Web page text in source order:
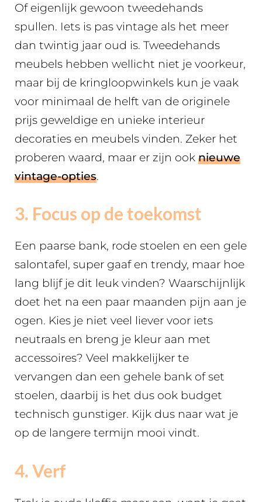
Of eigenlijk gewoon tweedehands
spullen. Iets is pas vintage als het meer
dan twintig jaar oud is. Tweedehands
meubels hebben wellicht niet je voorkeur,
maar bij de kringloopwinkels kun je vaak
voor minimaal de helft van de originele
prijs geweldige en unieke interieur
decoraties en meubels vinden. Zeker het
proberen waard, maar er zijn ook nieuwe
vintage-opties.
3. Focus op de toekomst
Een paarse bank, rode stoelen en een gele
salontafel, super gaaf en trendy, maar hoe
lang blijf je dit leuk vinden? Waarschijnlijk
doet het na een paar maanden pijn aan je
ogen. Kies je niet veel liever voor iets
neutraals en breng je kleur aan met
accessoires? Veel makkelijker te
vervangen dan een gehele bank of set
stoelen, daarbij is het dus ook budget
technisch gunstiger. Kijk dus naar wat je
op de langere termijn mooi vindt.
4. Verf